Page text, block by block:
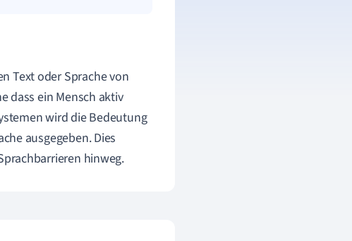
Text oder Sprache von
dass ein Mensch aktiv
wird die Bedeutung
ausgegeben. Dies
hinweg.